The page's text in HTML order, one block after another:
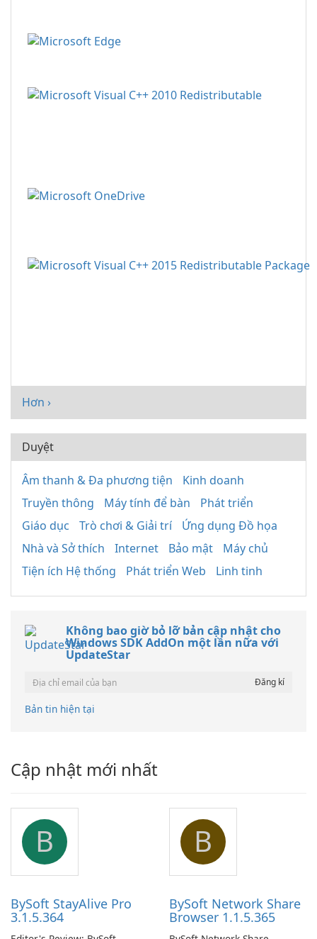
Hơn ›
Duyệt
Âm thanh & Đa phương tiện
Kinh doanh
Truyền thông
Máy tính để bàn
Phát triển
Giáo dục
Trò chơi & Giải trí
Ứng dụng Đồ họa
Nhà và Sở thích
Internet Bảo mật
Máy chủ
Tiện ích Hệ thống
Phát triển Web Linh tinh
Không bao giờ bỏ lỡ bản cập nhật cho
Windows SDK AddOn một lần nữa với
UpdateStar
Bản tin hiện tại
Cập nhật mới nhất
B
BySoft StayAlive Pro
3.1.5.364
B
BySoft Network Share
Browser 1.1.5.365